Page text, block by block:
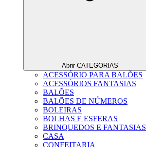
Abrir CATEGORIAS
ACESSÓRIO PARA BALÕES
ACESSÓRIOS FANTASIAS
BALÕES
BALÕES DE NÚMEROS
BOLEIRAS
BOLHAS E ESFERAS
BRINQUEDOS E FANTASIAS
CASA
CONFEITARIA